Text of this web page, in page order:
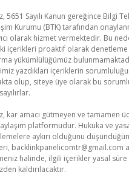
5651 Sayılı Kanun gereğince Bilgi
Kurumu (BTK) tarafından
olarak hizmet vermektedir. Bu
içerikleri proaktif olarak denetleme
yükümlülüğümüz
yazdıkları içeriklerin
olup, siteye üye olarak bu
kar amacı gütmeyen ve tamamen
platformudur. Hukuka ve
aykırı olduğunu
backlinkpanelicomtr@gmail.com
halinde, ilgili içerikler yasal
kaldırılacaktır.